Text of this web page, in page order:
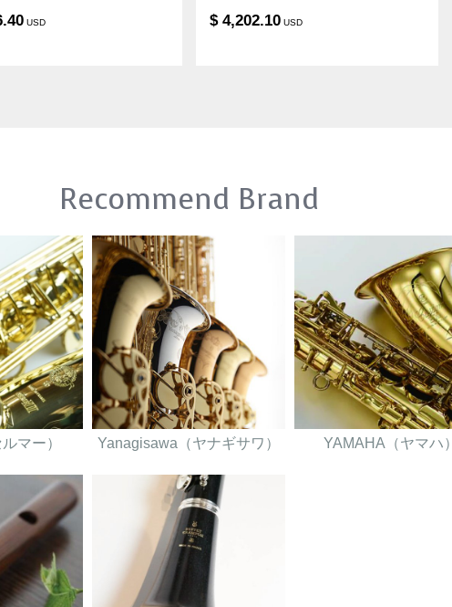
USD $ 4,202.10USD
Recommend Brand
マー） Yanagisawa（ヤナギサワ） YAMAHA（ヤマハ）